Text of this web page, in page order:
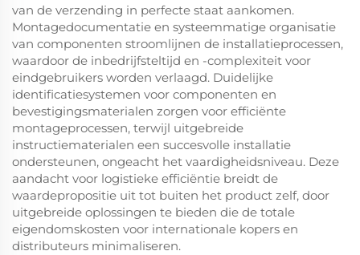
van de verzending in perfecte staat aankomen.
Montagedocumentatie en systeemmatige organisatie
van componenten stroomlijnen de installatieprocessen,
waardoor de inbedrijfsteltijd en -complexiteit voor
eindgebruikers worden verlaagd. Duidelijke
identificatiesystemen voor componenten en
bevestigingsmaterialen zorgen voor efficiënte
montageprocessen, terwijl uitgebreide
instructiematerialen een succesvolle installatie
ondersteunen, ongeacht het vaardigheidsniveau. Deze
aandacht voor logistieke efficiëntie breidt de
waardepropositie uit tot buiten het product zelf, door
uitgebreide oplossingen te bieden die de totale
eigendomskosten voor internationale kopers en
distributeurs minimaliseren.